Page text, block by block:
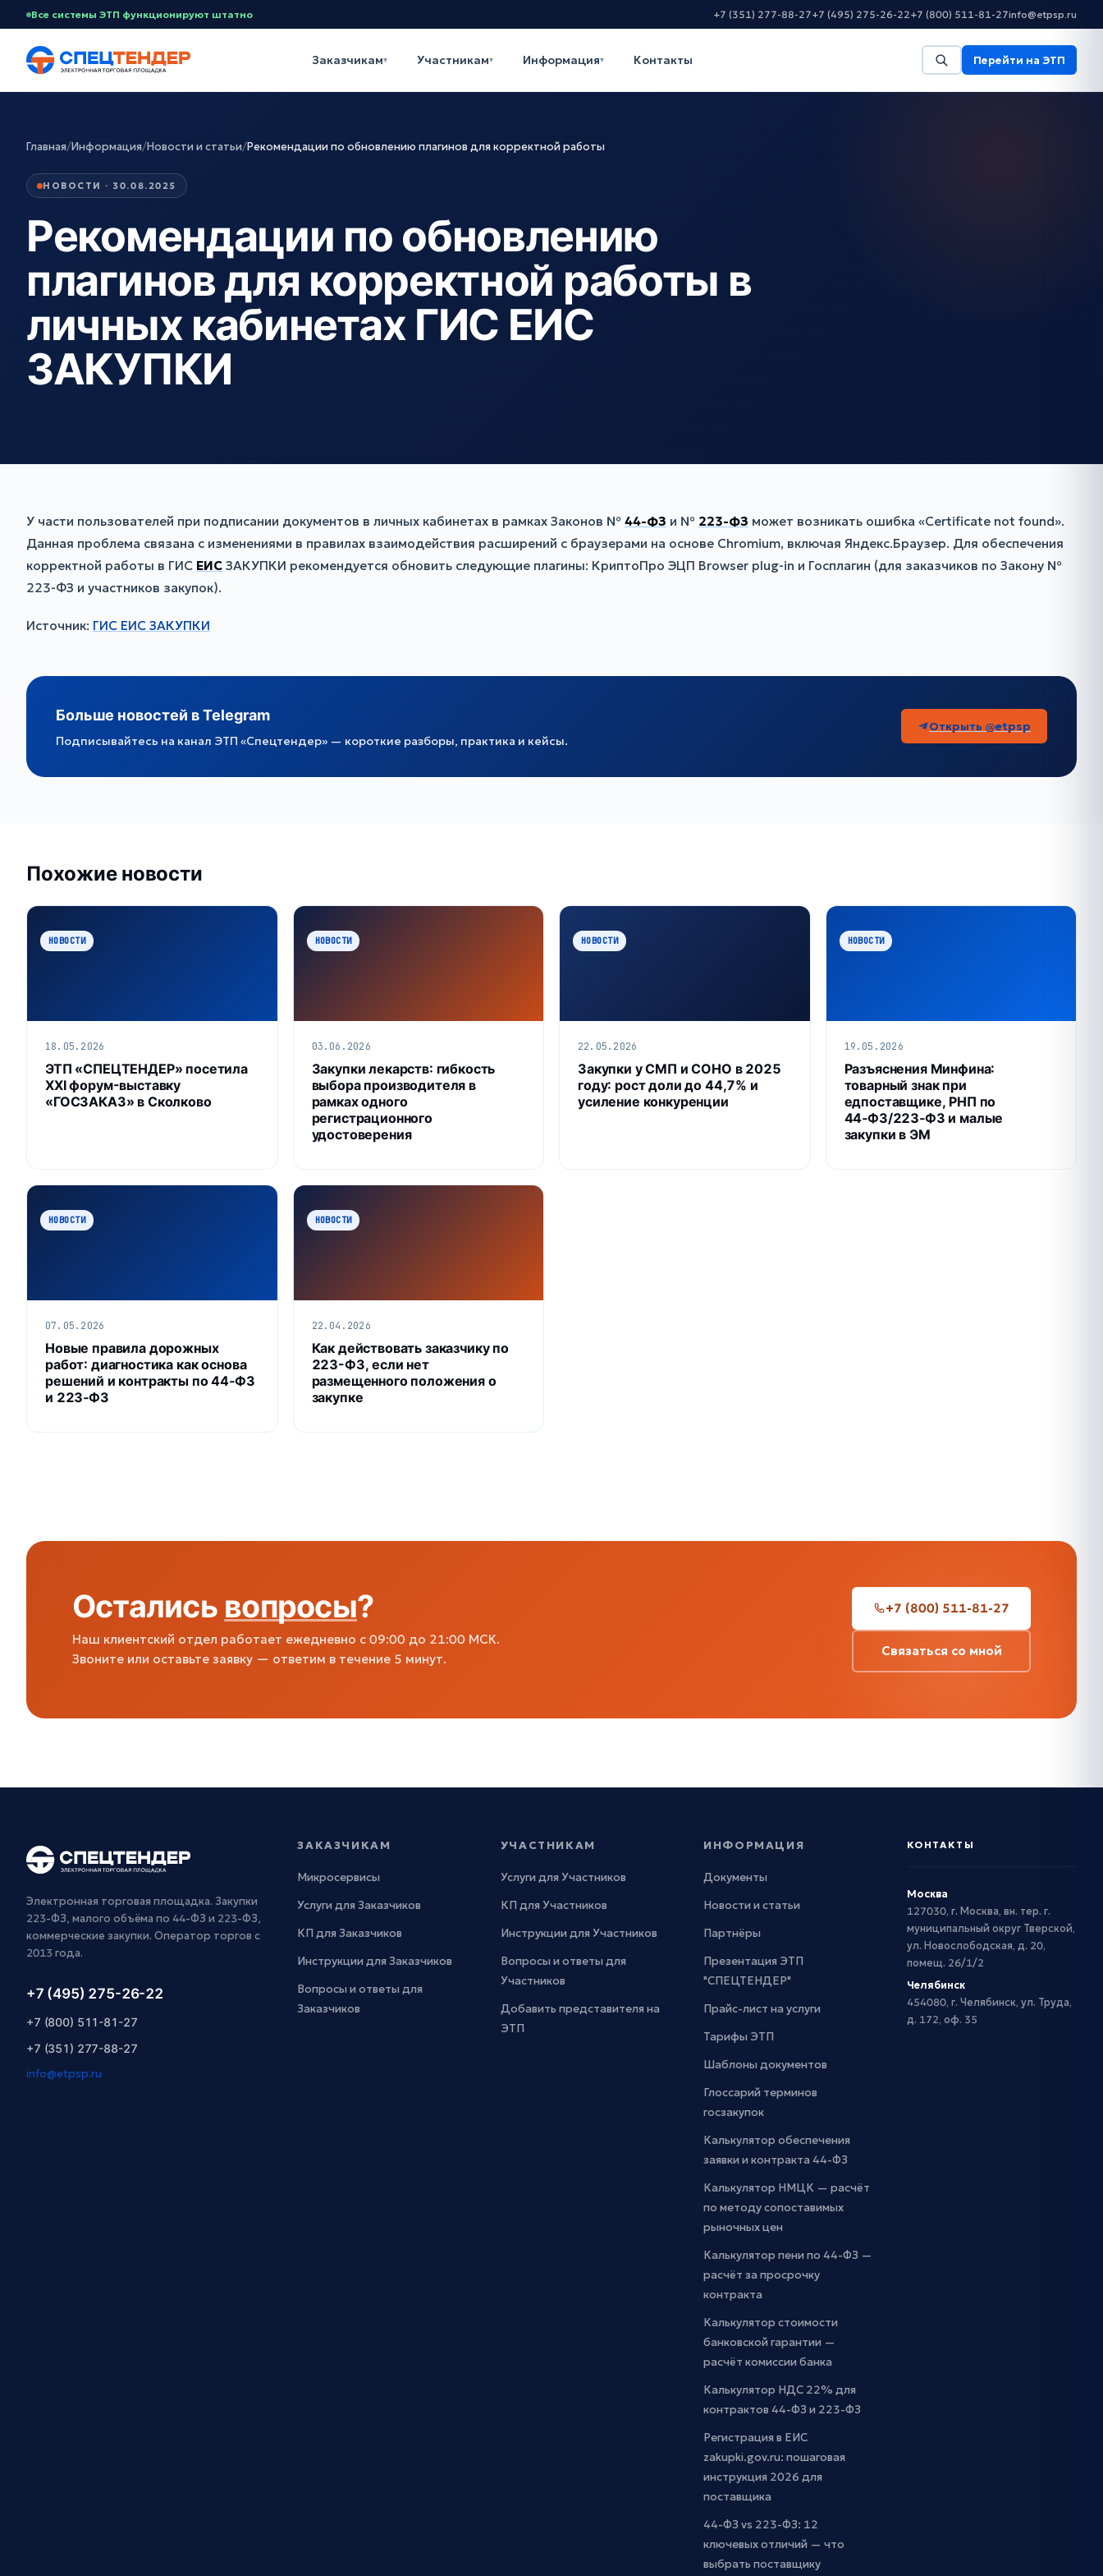
Все системы ЭТП функционируют штатно +7 (351) 277-88-27+7 (495) 275-26-22+7 (800) 511-81-27info@etpsp.ru
Заказчикам▾ Участникам▾ Информация▾ Контакты Перейти на ЭТП
Главная/Информация/Новости и статьи/Рекомендации по обновлению плагинов для корректной работы
НОВОСТИ · 30.08.2025
Рекомендации по обновлению
плагинов для корректной работы в
личных кабинетах ГИС ЕИС
ЗАКУПКИ
У части пользователей при подписании документов в личных кабинетах в рамках Законов № 44-ФЗ и № 223-ФЗ может возникать ошибка «Certificate not found».
Данная проблема связана с изменениями в правилах взаимодействия расширений с браузерами на основе Chromium, включая Яндекс.Браузер. Для обеспечения
корректной работы в ГИС ЕИС ЗАКУПКИ рекомендуется обновить следующие плагины: КриптоПро ЭЦП Browser plug-in и Госплагин (для заказчиков по Закону №
223-ФЗ и участников закупок).
Источник: ГИС ЕИС ЗАКУПКИ
Больше новостей в Telegram
Подписывайтесь на канал ЭТП «Спецтендер» — короткие разборы, практика и кейсы.
Открыть @etpsp
Похожие новости
НОВОСТИ
18.05.2026
ЭТП «СПЕЦТЕНДЕР» посетила
XXI форум-выставку
«ГОСЗАКАЗ» в Сколково
НОВОСТИ
03.06.2026
Закупки лекарств: гибкость
выбора производителя в
рамках одного
регистрационного
удостоверения
НОВОСТИ
22.05.2026
Закупки у СМП и СОНО в 2025
году: рост доли до 44,7% и
усиление конкуренции
НОВОСТИ
19.05.2026
Разъяснения Минфина:
товарный знак при
едпоставщике, РНП по
44‑ФЗ/223‑ФЗ и малые
закупки в ЭМ
НОВОСТИ
07.05.2026
Новые правила дорожных
работ: диагностика как основа
решений и контракты по 44‑ФЗ
и 223‑ФЗ
НОВОСТИ
22.04.2026
Как действовать заказчику по
223-ФЗ, если нет
размещенного положения о
закупке
Остались вопросы?
Наш клиентский отдел работает ежедневно с 09:00 до 21:00 МСК.
Звоните или оставьте заявку — ответим в течение 5 минут.
+7 (800) 511-81-27
Связаться со мной
Электронная торговая площадка. Закупки
223-ФЗ, малого объёма по 44-ФЗ и 223-ФЗ,
коммерческие закупки. Оператор торгов с
2013 года.
+7 (495) 275-26-22
+7 (800) 511-81-27
+7 (351) 277-88-27
info@etpsp.ru
ЗАКАЗЧИКАМ
Микросервисы
Услуги для Заказчиков
КП для Заказчиков
Инструкции для Заказчиков
Вопросы и ответы для
Заказчиков
УЧАСТНИКАМ
Услуги для Участников
КП для Участников
Инструкции для Участников
Вопросы и ответы для
Участников
Добавить представителя на
ЭТП
ИНФОРМАЦИЯ
Документы
Новости и статьи
Партнёры
Презентация ЭТП
"СПЕЦТЕНДЕР"
Прайс-лист на услуги
Тарифы ЭТП
Шаблоны документов
Глоссарий терминов
госзакупок
Калькулятор обеспечения
заявки и контракта 44-ФЗ
Калькулятор НМЦК — расчёт
по методу сопоставимых
рыночных цен
Калькулятор пени по 44-ФЗ —
расчёт за просрочку
контракта
Калькулятор стоимости
банковской гарантии —
расчёт комиссии банка
Калькулятор НДС 22% для
контрактов 44-ФЗ и 223-ФЗ
Регистрация в ЕИС
zakupki.gov.ru: пошаговая
инструкция 2026 для
поставщика
44-ФЗ vs 223-ФЗ: 12
ключевых отличий — что
выбрать поставщику
КОНТАКТЫ
Москва
127030, г. Москва, вн. тер. г.
муниципальный округ Тверской,
ул. Новослободская, д. 20,
помещ. 26/1/2
Челябинск
454080, г. Челябинск, ул. Труда,
д. 172, оф. 35